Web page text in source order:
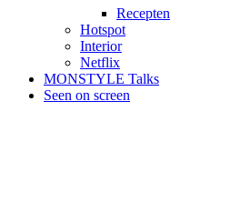
Recepten
Hotspot
Interior
Netflix
MONSTYLE Talks
Seen on screen